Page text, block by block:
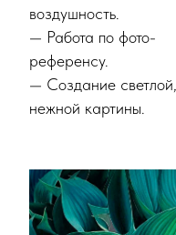
воздушность.
— Работа по фото-
референсу.
— Создание светлой,
нежной картины.